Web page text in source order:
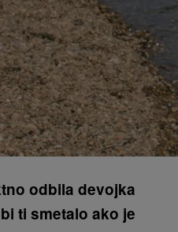
odbila devojka
ti smetalo ako je